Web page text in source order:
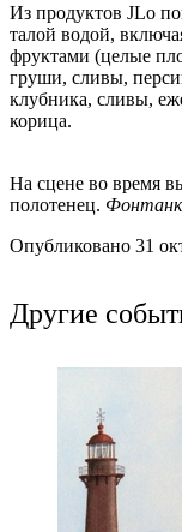
Из продуктов JLo
талой водой,
фруктами (целые
груши, сливы,
клубника, сливы,
корица.
На сцене во время
полотенец.
Опубликовано 31
Другие